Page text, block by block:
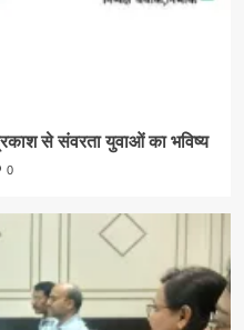
से संवरता युवाओं का भविष्य
0